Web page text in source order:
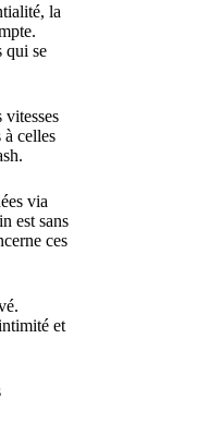
la
qui se
à celles
via
est sans
ces
et